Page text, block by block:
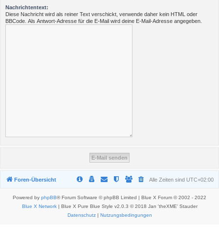
Nachrichtentext:
Diese Nachricht wird als reiner Text verschickt, verwende daher kein HTML oder
BBCode. Als Antwort-Adresse für die E-Mail wird deine E-Mail-Adresse angegeben.
Foren-Übersicht Alle Zeiten sind UTC+02:00
Powered by phpBB® Forum Software © phpBB Limited | Blue X Forum © 2002 - 2022
Blue X Network| Blue X Pure Blue Style v2.0.3 © 2018 Jan 'theXME' Stauder
Datenschutz| Nutzungsbedingungen